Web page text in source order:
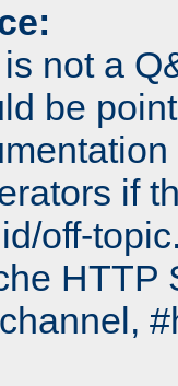
not a
be
if
off-
HTTP